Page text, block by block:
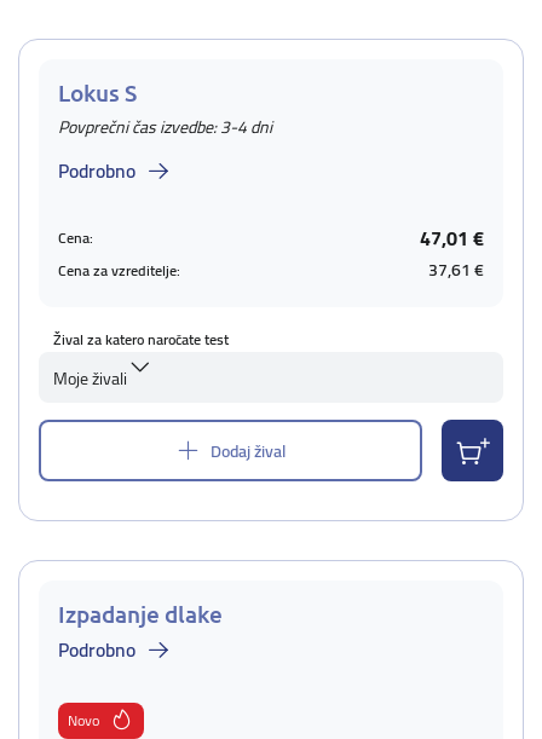
Lokus S
Povprečni čas izvedbe: 3-4 dni
Podrobno
Cena: 47,01 €
Cena za vzreditelje: 37,61 €
Žival za katero naročate test
Moje živali
Dodaj žival
Izpadanje dlake
Podrobno
Novo